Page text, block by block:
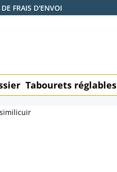
DE FRAIS D'ENVOI
Tabourets réglables